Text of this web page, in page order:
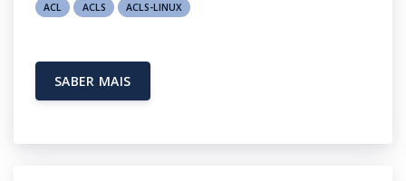
ACL ACLS ACLS-LINUX
SABER MAIS